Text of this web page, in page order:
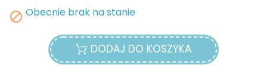
 Obecnie brak na stanie
DODAJ DO KOSZYKA